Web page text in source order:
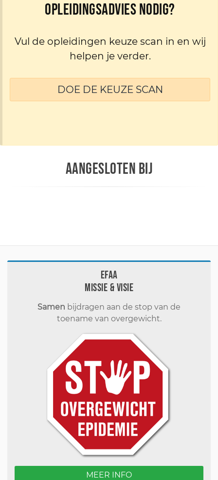
Opleidingsadvies nodig?
Vul de opleidingen keuze scan in en wij
helpen je verder.
DOE DE KEUZE SCAN
AANGESLOTEN BIJ
EFAA
Missie & visie
Samen bijdragen aan de stop van de
toename van overgewicht.
MEER INFO